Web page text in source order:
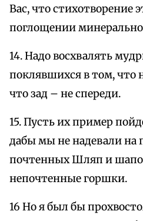
Вас, что стихотворение
поглощении
14. Надо восхвалять
поклявшихся в том, что
что зад – не спереди.
15. Пусть их пример
дабы мы не надевали на
почтенных Шляп и
непочтенные горшки.
16 Но я был бы